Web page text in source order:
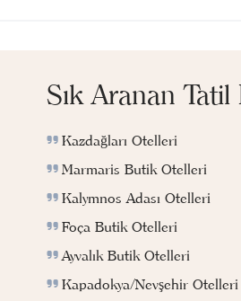
Sık Aranan Tatil
Kazdağları Otelleri
Marmaris Butik Otelleri
Kalymnos Adası Otelleri
Foça Butik Otelleri
Ayvalık Butik Otelleri
Kapadokya/Nevşehir Otelleri